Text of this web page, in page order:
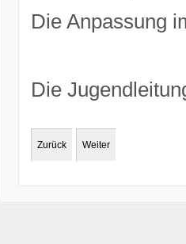
Die Anpassung
Die
Zurück Weiter